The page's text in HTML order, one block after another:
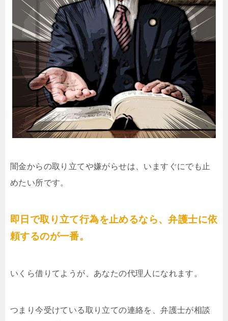
闇金からの取り立てや嫌がらせは、いますぐにでも止
めたい所です。
即日で取り立て行為を止めるなら、弁護士に依
頼するのが一番。
いくら借りてようが、あなたの代理人になれます。
つまり今受けている取り立ての連絡を、弁護士が相談